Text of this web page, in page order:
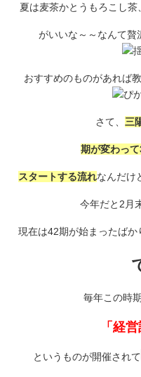
夏は麦茶かとうもろこし
がいいな～～なんて贅
おすすめのものがあれば
さて、 三
期が変わっ
スタートする流れなんだけ
今年だと2月
現在は42期が始まったばか
毎年この時
「経
というものが開催されて